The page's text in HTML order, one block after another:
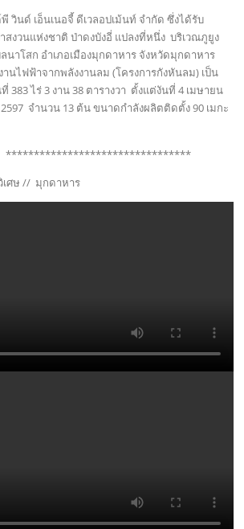
ด์ เอ็นเนอจี้ ดีเวลอปเม้นท์ จำกัด ซึ่งได้รับ
งวนแห่งชาติ ป่าดงบังอี่ แปลงที่หนึ่ง บริเวณภูยูง
าโสก อำเภอเมืองมุกดาหาร จังหวัดมุกดาหาร
านไฟฟ้าจากพลังงานลม (โครงการกังหันลม) เป็น
383 ไร่ 3 งาน 38 ตารางวา ตั้งแต่งันที่ 4 เมษายน
จำนวน 13 ต้น ขนาดกำลังผลิตติดตั้ง 90 เมกะ
เศษ // มุกดาหาร